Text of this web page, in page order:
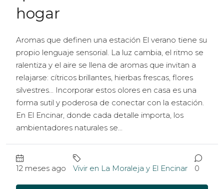
hogar
Aromas que definen una estación El verano tiene su
propio lenguaje sensorial. La luz cambia, el ritmo se
ralentiza y el aire se llena de aromas que invitan a
relajarse: cítricos brillantes, hierbas frescas, flores
silvestres... Incorporar estos olores en casa es una
forma sutil y poderosa de conectar con la estación.
En El Encinar, donde cada detalle importa, los
ambientadores naturales se...
12 meses ago Vivir en La Moraleja y El Encinar 0